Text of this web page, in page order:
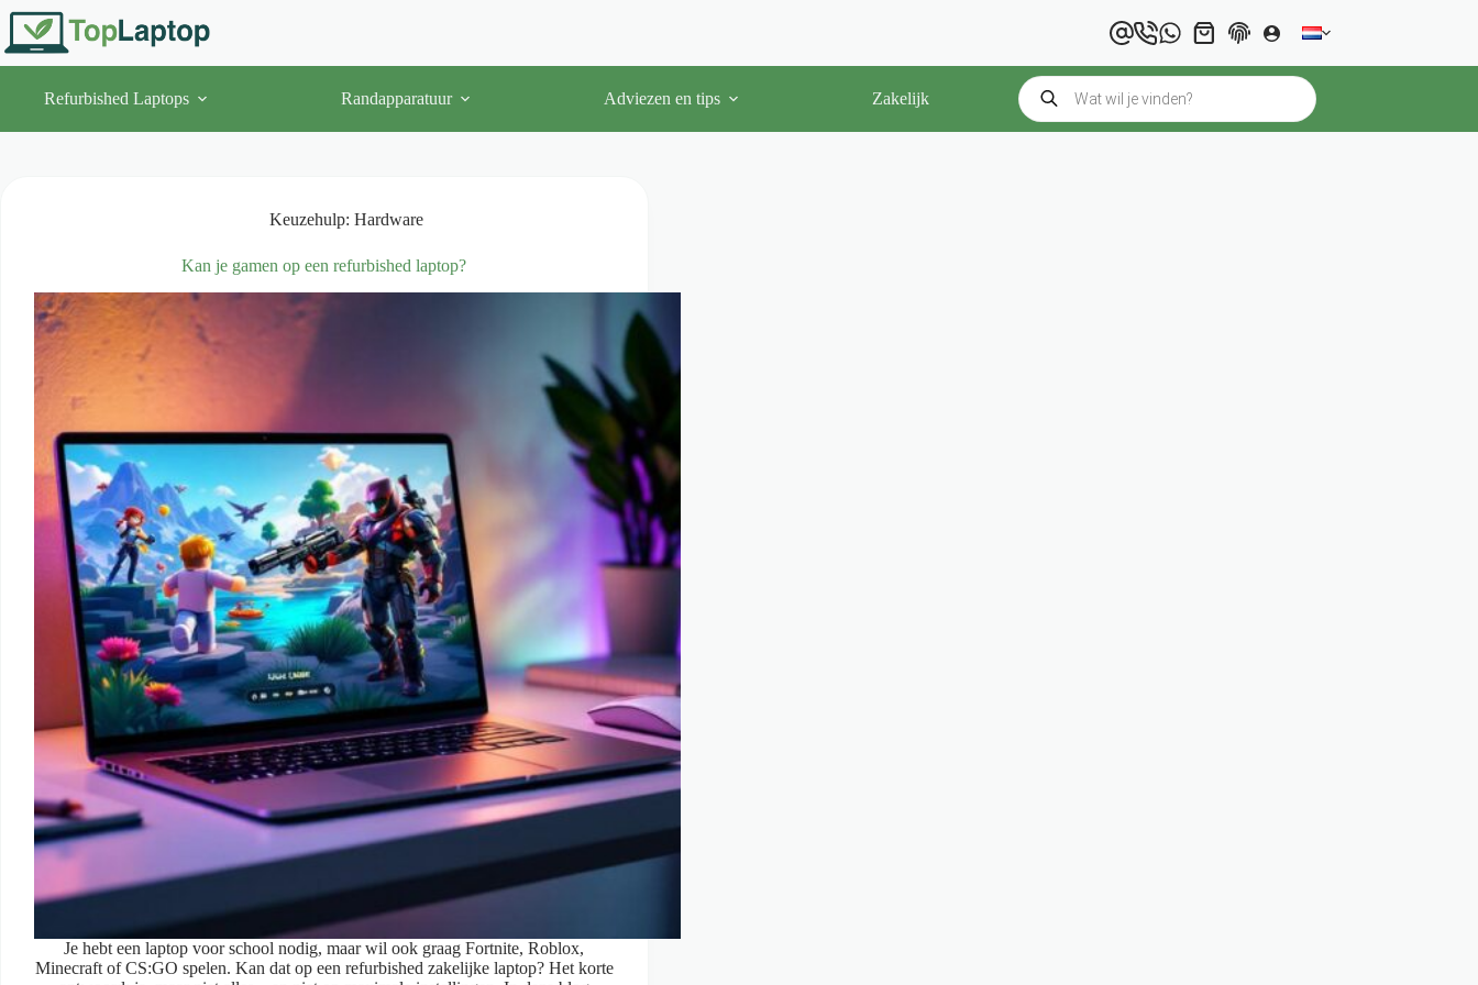
Ga
naar
de
inhoud
Winkelwagen
Refurbished Laptops Randapparatuur Adviezen en tips Zakelijk
Producten
zoeken
Keuzehulp: Hardware
Kan je gamen op een refurbished laptop?
Je hebt een laptop voor school nodig, maar wil ook graag Fortnite, Roblox,
Minecraft of CS:GO spelen. Kan dat op een refurbished zakelijke laptop? Het korte